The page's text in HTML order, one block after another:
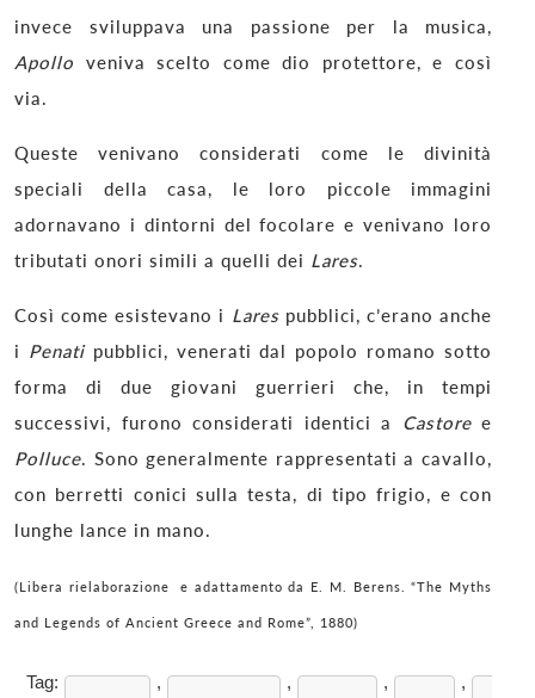
invece sviluppava una passione per la musica,
Apollo veniva scelto come dio protettore, e così
via.
Queste venivano considerati come le divinità
speciali della casa, le loro piccole immagini
adornavano i dintorni del focolare e venivano loro
tributati onori simili a quelli dei Lares.
Così come esistevano i Larespubblici, c’erano anche
i Penatipubblici, venerati dal popolo romano sotto
forma di due giovani guerrieri che, in tempi
successivi, furono considerati identici a Castoree
Polluce. Sono generalmente rappresentati a cavallo,
con berretti conici sulla testa, di tipo frigio, e con
lunghe lance in mano.
(Libera rielaborazione e adattamento da E. M. Berens. “The Myths
and Legends of Ancient Greece and Rome”, 1880)
Tag: , , , ,